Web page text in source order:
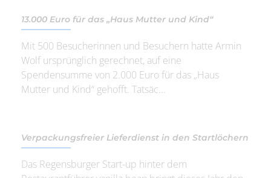
13.000 Euro für das „Haus Mutter und Kind“
Mit 500 Besucherinnen und Besuchern hatte Armin
Wolf ursprünglich gerechnet, auf eine
Spendensumme von 2.000 Euro für das „Haus
Mutter und Kind“ gehofft. Tatsäc...
Verpackungsfreier Lieferdienst in den Startlöchern
Das Regensburger Start-up hinter dem